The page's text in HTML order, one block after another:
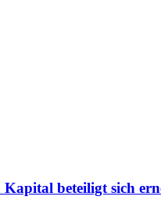
beteiligt sich